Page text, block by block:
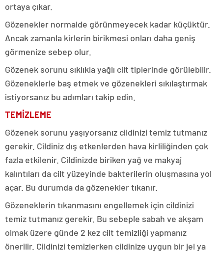
ortaya çıkar.
Gözenekler normalde görünmeyecek kadar küçüktür.
Ancak zamanla kirlerin birikmesi onları daha geniş
görmenize sebep olur.
Gözenek sorunu sıklıkla yağlı cilt tiplerinde görülebilir.
Gözeneklerle baş etmek ve gözenekleri sıkılaştırmak
istiyorsanız bu adımları takip edin.
TEMİZLEME
Gözenek sorunu yaşıyorsanız cildinizi temiz tutmanız
gerekir. Cildiniz dış etkenlerden hava kirliliğinden çok
fazla etkilenir. Cildinizde biriken yağ ve makyaj
kalıntıları da cilt yüzeyinde bakterilerin oluşmasına yol
açar. Bu durumda da gözenekler tıkanır.
Gözeneklerin tıkanmasını engellemek için cildinizi
temiz tutmanız gerekir. Bu sebeple sabah ve akşam
olmak üzere günde 2 kez cilt temizliği yapmanız
önerilir. Cildinizi temizlerken cildinize uygun bir jel ya